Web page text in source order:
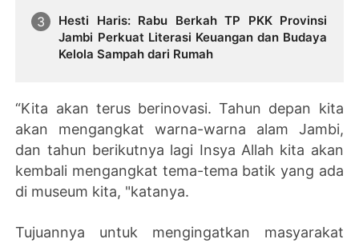
Hesti Haris: Rabu Berkah TP PKK Provinsi
Jambi Perkuat Literasi Keuangan dan Budaya
Kelola Sampah dari Rumah
“Kita akan terus berinovasi. Tahun depan kita
akan mengangkat warna-warna alam Jambi,
dan tahun berikutnya lagi Insya Allah kita akan
kembali mengangkat tema-tema batik yang ada
di museum kita, "katanya.
Tujuannya untuk mengingatkan masyarakat